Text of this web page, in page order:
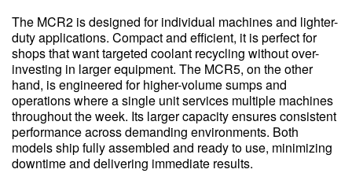
The MCR2 is designed for individual machines and lighter-
duty applications. Compact and efficient, it is perfect for
shops that want targeted coolant recycling without over-
investing in larger equipment. The MCR5, on the other
hand, is engineered for higher-volume sumps and
operations where a single unit services multiple machines
throughout the week. Its larger capacity ensures consistent
performance across demanding environments. Both
models ship fully assembled and ready to use, minimizing
downtime and delivering immediate results.